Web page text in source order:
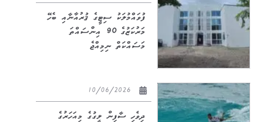
ފުވައްމުލަކު ސިޓީގެ ޤުރުއާނާއި ބެހޭ
މަރުކަޒުގެ 90 އިންސައްތަ
މަސައްކަތް ނިމިއްޖެ
ދިވެހި ސާފިން ލީގުގެ މިއަހަރުގެ